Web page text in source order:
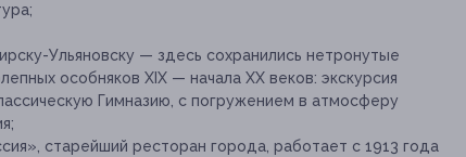
Ульяновску — здесь сохранились нетронутые
особняков XIX — начала XX веков: экскурсия
Гимназию, с погружением в атмосферу
старейший ресторан города, работает с 1913 года